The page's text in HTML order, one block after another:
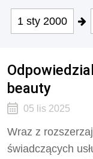
1 sty 2000
beauty
05 lis 2025
Wraz z
świadczących